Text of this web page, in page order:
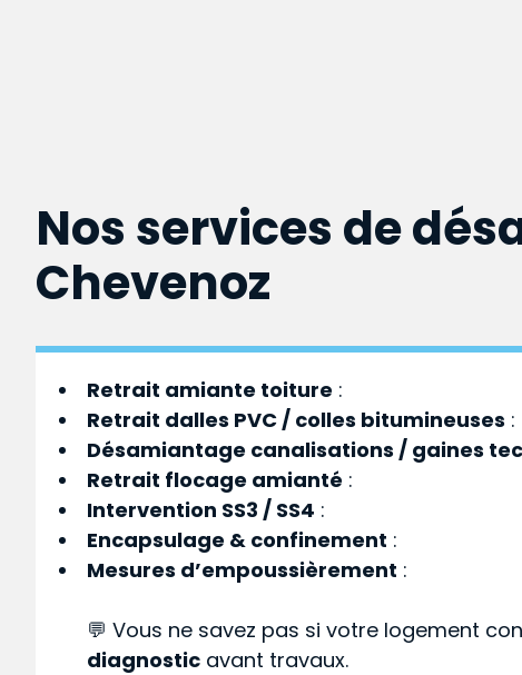
Nos services de
Chevenoz
Retrait amiante toiture :
Retrait dalles PVC / colles bitumineuses :
Désamiantage canalisations / gaines
Retrait flocage amianté :
Intervention SS3 / SS4 :
Encapsulage & confinement :
Mesures d’empoussièrement :
💬 Vous ne savez pas si votre logement
diagnostic avant travaux.